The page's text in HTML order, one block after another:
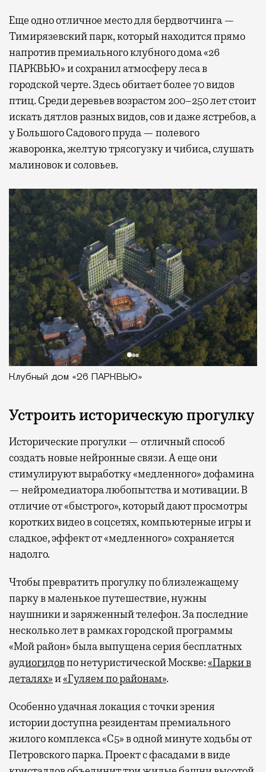
Еще одно отличное место для бердвотчинга —
Тимирязевский парк, который находится прямо
напротив премиального клубного дома «26
ПАРКВЬЮ» и сохранил атмосферу леса в
городской черте. Здесь обитает более 70 видов
птиц. Среди деревьев возрастом 200–250 лет стоит
искать дятлов разных видов, сов и даже ястребов, а
у Большого Садового пруда — полевого
жаворонка, желтую трясогузку и чибиса, слушать
малиновок и соловьев.
Клубный дом «26 ПАРКВЬЮ»
Устроить историческую прогулку
Исторические прогулки — отличный способ
создать новые нейронные связи. А еще они
стимулируют выработку «медленного» дофамина
— нейромедиатора любопытства и мотивации. В
отличие от «быстрого», который дают просмотры
коротких видео в соцсетях, компьютерные игры и
сладкое, эффект от «медленного» сохраняется
надолго.
Чтобы превратить прогулку по близлежащему
парку в маленькое путешествие, нужны
наушники и заряженный телефон. За последние
несколько лет в рамках городской программы
«Мой район» была выпущена серия бесплатных
аудиогидовпо нетуристической Москве:«Парки в
деталях»и«Гуляем по районам».
Особенно удачная локация с точки зрения
истории доступна резидентам премиального
жилого комплекса «С5»в одной минуте ходьбы от
Петровского парка. Проект с фасадами в виде